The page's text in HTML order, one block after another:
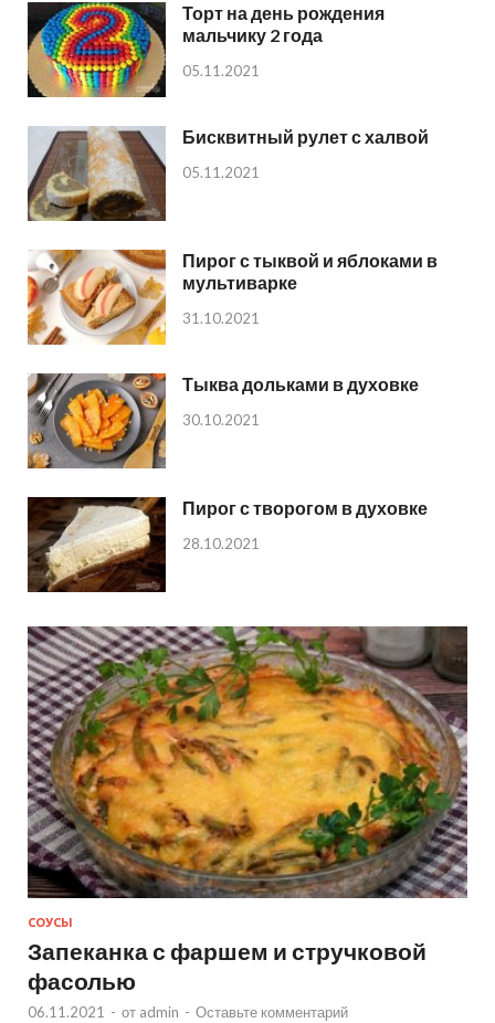
Торт на день рождения
мальчику 2 года
05.11.2021
Бисквитный рулет с халвой
05.11.2021
Пирог с тыквой и яблоками в
мультиварке
31.10.2021
Тыква дольками в духовке
30.10.2021
Пирог с творогом в духовке
28.10.2021
СОУСЫ
Запеканка с фаршем и стручковой
фасолью
06.11.2021 - от admin - Оставьте комментарий